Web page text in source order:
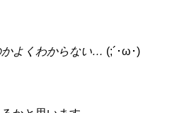
よくわからない… (;´･ω･)